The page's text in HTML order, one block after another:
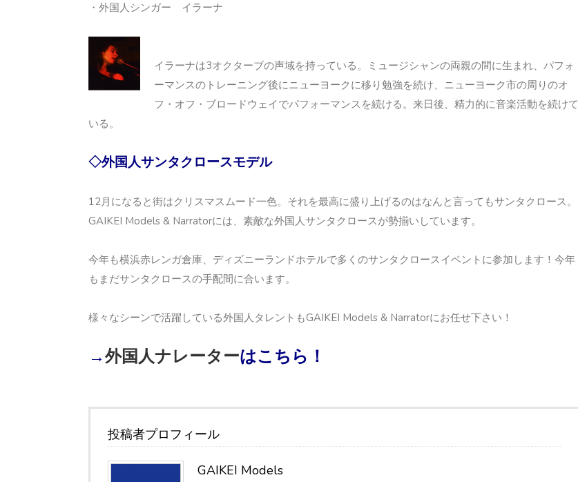
・外国人シンガー イラーナ
イラーナは3オクターブの声域を持っている。ミュージシャンの両親の間に生まれ、パフォ
ーマンスのトレーニング後にニューヨークに移り勉強を続け、ニューヨーク市の周りのオ
フ・オフ・ブロードウェイでパフォーマンスを続ける。来日後、精力的に音楽活動を続けて
いる。
◇外国人サンタクロースモデル
12月になると街はクリスマスムード一色。それを最高に盛り上げるのはなんと言ってもサンタクロース。
GAIKEI Models & Narratorには、素敵な外国人サンタクロースが勢揃いしています。
今年も横浜赤レンガ倉庫、ディズニーランドホテルで多くのサンタクロースイベントに参加します！今年
もまだサンタクロースの手配間に合います。
様々なシーンで活躍している外国人タレントもGAIKEI Models & Narratorにお任せ下さい！
→外国人ナレーターはこちら！
投稿者プロフィール
GAIKEI Models